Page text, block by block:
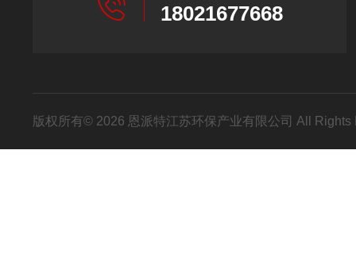
18021677668
版权所有© 2026 恩派特江苏环保产业有限公司 All